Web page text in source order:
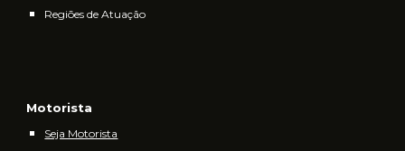
Regiões de Atuação
Motorista
Seja Motorista